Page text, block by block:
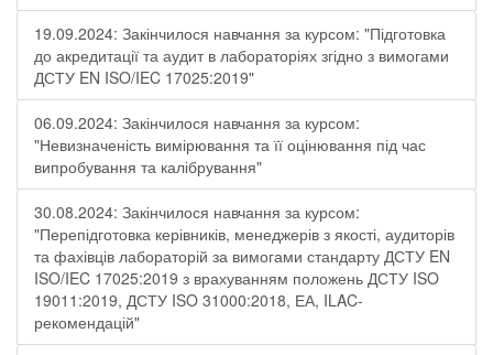
19.09.2024: Закінчилося навчання за курсом: "Підготовка
до акредитації та аудит в лабораторіях згідно з вимогами
ДСТУ EN ISO/IEC 17025:2019"
06.09.2024: Закінчилося навчання за курсом:
"Невизначеність вимірювання та її оцінювання під час
випробування та калібрування"
30.08.2024: Закінчилося навчання за курсом:
"Перепідготовка керівників, менеджерів з якості, аудиторів
та фахівців лабораторій за вимогами стандарту ДСТУ EN
ISO/IEC 17025:2019 з врахуванням положень ДСТУ ISO
19011:2019, ДСТУ ISO 31000:2018, ЕА, ILAC-
рекомендацій"